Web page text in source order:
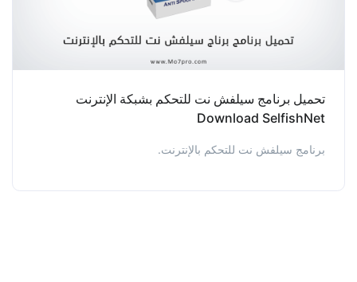
تحميل برنامج سيلفش نت للتحكم بشبكة الإنترنت
Download SelfishNet
برنامج سيلفش نت للتحكم بالإنترنت.